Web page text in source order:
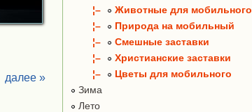
далее »
¦–
Животные для мобильного
¦–
Природа на мобильный
¦–
Смешные заставки
¦–
Христианские заставки
¦–
Цветы для мобильного
Зима
Лето